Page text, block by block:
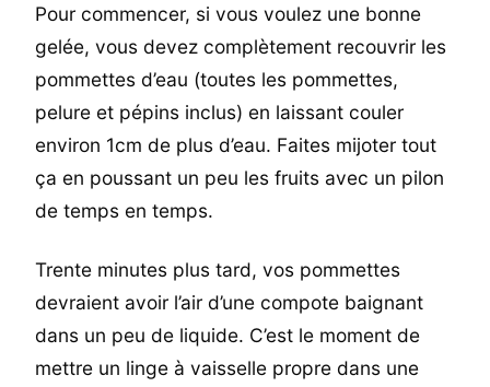
Pour commencer, si vous voulez une bonne
gelée, vous devez complètement recouvrir les
pommettes d’eau (toutes les pommettes,
pelure et pépins inclus) en laissant couler
environ 1cm de plus d’eau. Faites mijoter tout
ça en poussant un peu les fruits avec un pilon
de temps en temps.
Trente minutes plus tard, vos pommettes
devraient avoir l’air d’une compote baignant
dans un peu de liquide. C’est le moment de
mettre un linge à vaisselle propre dans une